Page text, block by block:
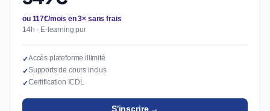
ou 117€/mois en 3× sans frais
14h · E-learning pur
✓Accès plateforme illimité
✓Supports de cours inclus
✓Certification ICDL
S'inscrire →